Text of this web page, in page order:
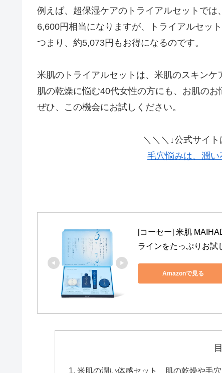
例えば、超保湿ケアのトライアルセットで
6,600円相当になりますが、トライアルセッ
つまり、約5,073円もお得になるのです。
米肌のトライアルセットは、米肌のスキンケ
肌の乾燥に悩む40代女性の方にも、お肌の
ぜひ、この機会にお試しください。
＼＼＼↓公式サイ
毛穴悩みは、潤い
[コーセー] 米肌
ラインをたっぷりお
Amazonで見る
米肌の潤い体感セット 肌の乾燥や毛